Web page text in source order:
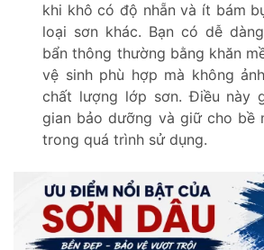
khi khô có độ nhẵn và ít bám
loại sơn khác. Bạn có dễ
bẩn thông thường bằng khăn
vệ sinh phù hợp mà không
chất lượng lớp sơn. Điều này
gian bảo dưỡng và giữ cho bề
trong quá trình sử dụng.